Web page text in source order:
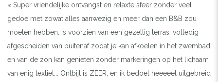
« Super vriendelijke ontvangst en relaxte sfeer zonder veel
gedoe met zowat alles aanwezig en meer dan een B&B zou
moeten hebben. Is voorzien van een gezellig terras, volledig
afgescheiden van buitenaf zodat je kan afkoelen in het zwembad
en van de zon kan genieten zonder markeringen op het lichaam
van enig textiel... Ontbijt is ZEER, en ik bedoel heeeeel uitgebreid